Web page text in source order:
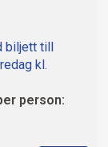
till
kl.
person: